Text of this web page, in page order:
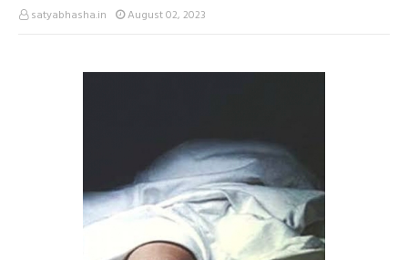
satyabhasha.in August 02, 2023